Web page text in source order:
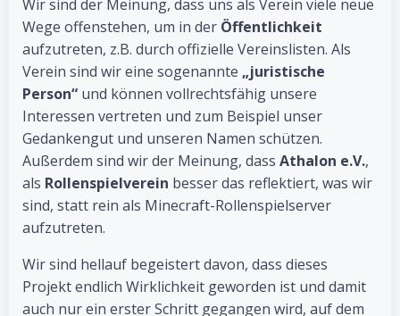
Wir sind der Meinung, dass uns als Verein viele neue
Wege offenstehen, um in der Öffentlichkeit
aufzutreten, z.B. durch offizielle Vereinslisten. Als
Verein sind wir eine sogenannte „juristische
Person“ und können vollrechtsfähig unsere
Interessen vertreten und zum Beispiel unser
Gedankengut und unseren Namen schützen.
Außerdem sind wir der Meinung, dass Athalon e.V.,
als Rollenspielverein besser das reflektiert, was wir
sind, statt rein als Minecraft-Rollenspielserver
aufzutreten.
Wir sind hellauf begeistert davon, dass dieses
Projekt endlich Wirklichkeit geworden ist und damit
auch nur ein erster Schritt gegangen wird, auf dem